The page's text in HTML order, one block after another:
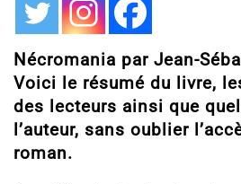
Nécromania par Jean-
Voici le résumé du livre,
des lecteurs ainsi que
l’auteur, sans oublier
roman.